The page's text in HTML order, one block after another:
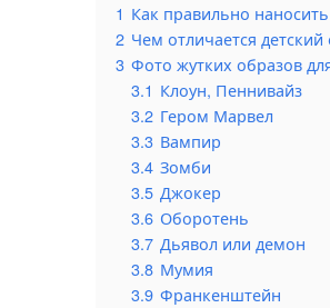
1 Как правильно
2 Чем отличается
3 Фото жутких образов
3.1 Клоун, Пеннивайз
3.2 Гером Марвел
3.3 Вампир
3.4 Зомби
3.5 Джокер
3.6 Оборотень
3.7 Дьявол или демон
3.8 Мумия
3.9 Франкенштейн